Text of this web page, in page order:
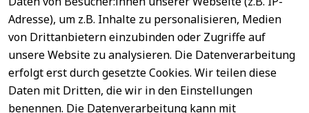
Adresse), um z.B. Inhalte zu personalisieren, Medien
von Drittanbietern einzubinden oder Zugriffe auf
unsere Website zu analysieren. Die Datenverarbeitung
erfolgt erst durch gesetzte Cookies. Wir teilen diese
Daten mit Dritten, die wir in den Einstellungen
benennen. Die Datenverarbeitung kann mit